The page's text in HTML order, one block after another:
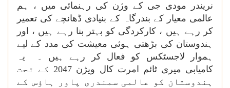
نریندر مودی جی کے وژن کی رہنمائی میں ، ہم
عالمی معیار کے بندرگاہ کے بنیادی ڈھانچے کی تعمیر
کر رہے ہیں ، کارکردگی کو بہتر بنا رہے ہیں ، اور
ہندوستان کی بڑھتی ہوئی معیشت کی مدد کے لیے
ہموار لاجسٹکس کو فعال کر رہے ہیں ۔ یہ
کامیابی میری ٹائم امرت کال ویژن 2047 کے تحت
ہندوستان کو عالمی سمندری پاور ہاؤس کے